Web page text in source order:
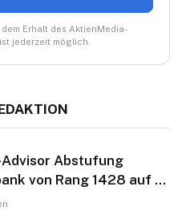
Erhalt des AktienMedia-
jederzeit möglich.
Advisor Abstufung
von Rang 1428 auf …